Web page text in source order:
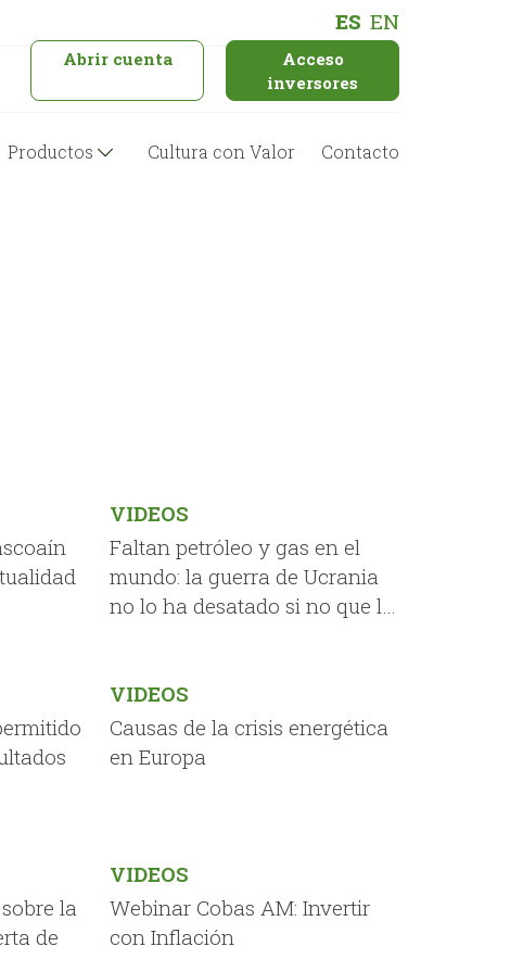
ES EN
Abrir cuenta
Acceso
inversores
Productos Cultura con Valor Contacto
VIDEOS
Faltan petróleo y gas en el
mundo: la guerra de Ucrania
no lo ha desatado si no que lo
VIDEOS
Causas de la crisis energética
en Europa
la
de
VIDEOS
Webinar Cobas AM: Invertir
con Inflación